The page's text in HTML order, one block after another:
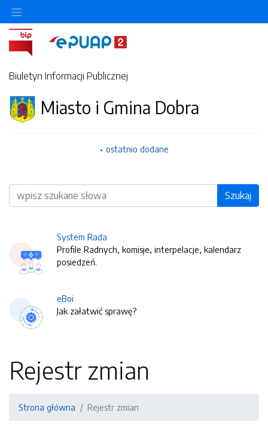
Biuletyn Informacji Publicznej
Miasto i Gmina Dobra
ostatnio dodane
Wyszukiwarka Szukaj
System Rada
Profile Radnych, komisje, interpelacje, kalendarz
posiedzeń.
eBoi
Jak załatwić sprawę?
Rejestr zmian
Strona główna Rejestr zmian